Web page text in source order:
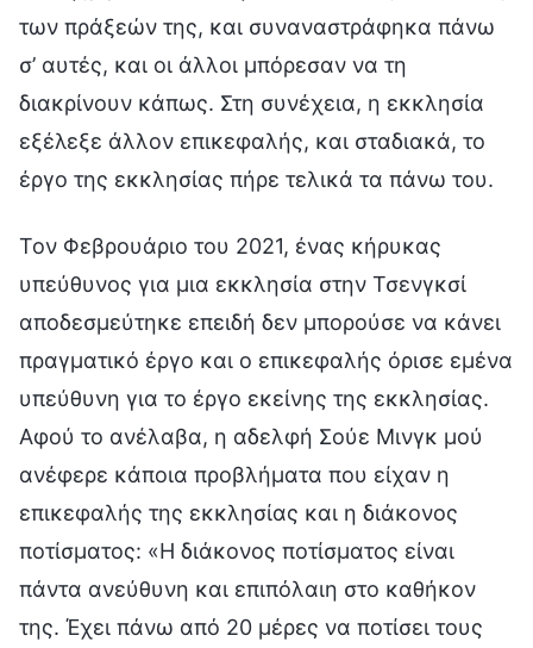
των πράξεών της, και συναναστράφηκα πάνω
σ’ αυτές, και οι άλλοι μπόρεσαν να τη
διακρίνουν κάπως. Στη συνέχεια, η εκκλησία
εξέλεξε άλλον επικεφαλής, και σταδιακά, το
έργο της εκκλησίας πήρε τελικά τα πάνω του.
Τον Φεβρουάριο του 2021, ένας κήρυκας
υπεύθυνος για μια εκκλησία στην Τσενγκσί
αποδεσμεύτηκε επειδή δεν μπορούσε να κάνει
πραγματικό έργο και ο επικεφαλής όρισε εμένα
υπεύθυνη για το έργο εκείνης της εκκλησίας.
Αφού το ανέλαβα, η αδελφή Σούε Μινγκ μού
ανέφερε κάποια προβλήματα που είχαν η
επικεφαλής της εκκλησίας και η διάκονος
ποτίσματος: «Η διάκονος ποτίσματος είναι
πάντα ανεύθυνη και επιπόλαιη στο καθήκον
της. Έχει πάνω από 20 μέρες να ποτίσει τους